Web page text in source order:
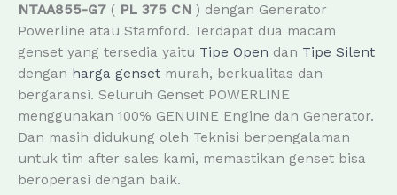
NTAA855-G7 ( PL 375 CN ) dengan Generator
Powerline atau Stamford. Terdapat dua macam
genset yang tersedia yaitu Tipe Open dan Tipe Silent
dengan harga genset murah, berkualitas dan
bergaransi. Seluruh Genset POWERLINE
menggunakan 100% GENUINE Engine dan Generator.
Dan masih didukung oleh Teknisi berpengalaman
untuk tim after sales kami, memastikan genset bisa
beroperasi dengan baik.